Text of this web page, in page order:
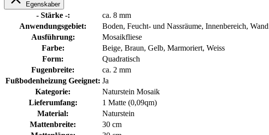
Egenskaber
- Stärke -:
ca. 8 mm
Anwendungsgebiet:
Boden, Feucht- und Nassräume, Innenbereich, Wand
Ausführung:
Mosaikfliese
Farbe:
Beige, Braun, Gelb, Marmoriert, Weiss
Form:
Quadratisch
Fugenbreite:
ca. 2 mm
Fußbodenheizung Geeignet: Ja
Kategorie:
Naturstein Mosaik
Lieferumfang:
1 Matte (0,09qm)
Material:
Naturstein
Mattenbreite:
30 cm